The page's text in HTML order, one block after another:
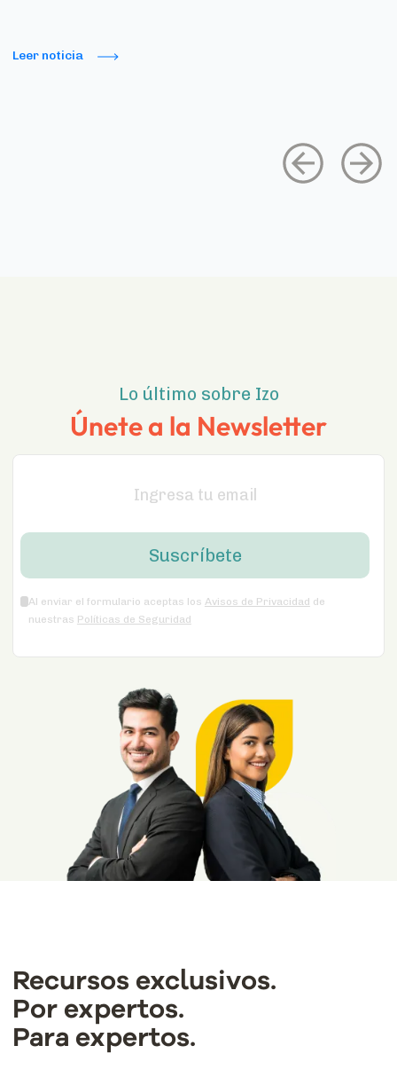
Leer noticia
Lo último sobre Izo
Únete a la Newsletter
Al enviar el formulario aceptas los Avisos de Privacidad de
nuestras Políticas de Seguridad
Recursos exclusivos.
Por expertos.
Para expertos.